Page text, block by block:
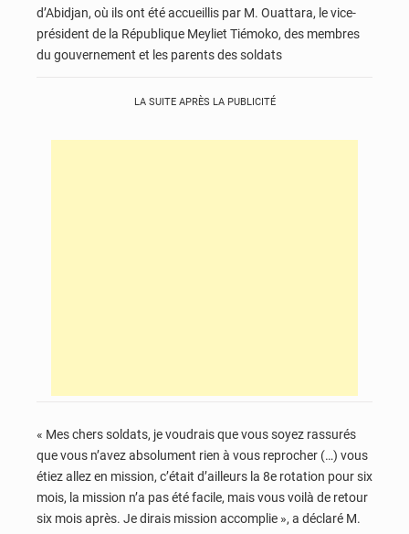
d’Abidjan, où ils ont été accueillis par M. Ouattara, le vice-
président de la République Meyliet Tiémoko, des membres
du gouvernement et les parents des soldats
LA SUITE APRÈS LA PUBLICITÉ
« Mes chers soldats, je voudrais que vous soyez rassurés
que vous n’avez absolument rien à vous reprocher (…) vous
étiez allez en mission, c’était d’ailleurs la 8e rotation pour six
mois, la mission n’a pas été facile, mais vous voilà de retour
six mois après. Je dirais mission accomplie », a déclaré M.